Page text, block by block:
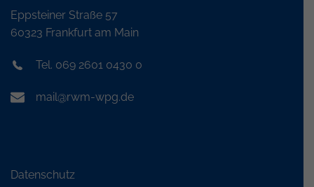
Eppsteiner Straße 57
60323 Frankfurt am Main
Tel. 069 2601 0430 0
mail@rwm-wpg.de
Datenschutz